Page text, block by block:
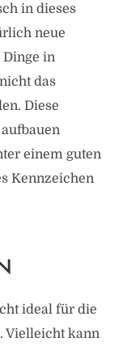
in dieses
neue
in
das
Diese
einem guten
Kennzeichen
ideal für die
Vielleicht kann